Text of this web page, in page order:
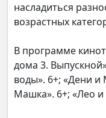
насладиться
возрастных
В программе
дома 3.
воды». 6+; «Дени и
Машка». 6+; «Лео и